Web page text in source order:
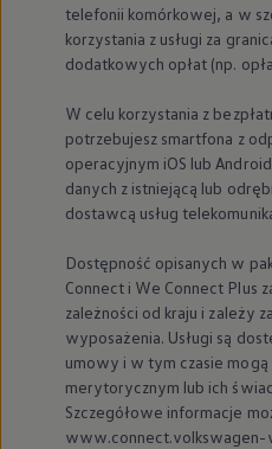
telefonii komórkowej, a w
korzystania z usługi za
dodatkowych opłat (np.
W celu korzystania z
potrzebujesz smartfona z
operacyjnym iOS lub
danych z istniejącą lub
dostawcą usług
Dostępność opisanych w
Connect i We Connect Plus
zależności od kraju i zależy
wyposażenia. Usługi są
umowy i w tym czasie mogą
merytorycznym lub ich
Szczegółowe informacje
www.connect.volkswagen-